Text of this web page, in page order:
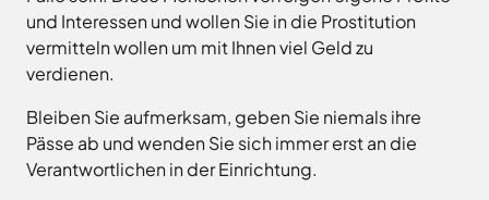
und Interessen und wollen Sie in die Prostitution
vermitteln wollen um mit Ihnen viel Geld zu
verdienen.
Bleiben Sie aufmerksam, geben Sie niemals ihre
Pässe ab und wenden Sie sich immer erst an die
Verantwortlichen in der Einrichtung.
Land
Wirtschaftsförderungsgesellschaft
Osnabrücker
Hagen
Hasbergen
Hilter
Melle
Neuenkirchen
Osnabrück